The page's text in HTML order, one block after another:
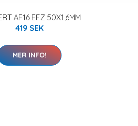
AF16 EFZ 50X1,6MM
419 SEK
MER INFO!